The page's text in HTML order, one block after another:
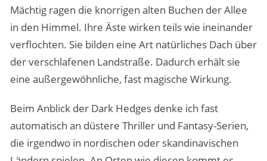
Mächtig ragen die knorrigen alten Buchen der Allee
in den Himmel. Ihre Äste wirken teils wie ineinander
verflochten. Sie bilden eine Art natürliches Dach über
der verschlafenen Landstraße. Dadurch erhält sie
eine außergewöhnliche, fast magische Wirkung.
Beim Anblick der Dark Hedges denke ich fast
automatisch an düstere Thriller und Fantasy-Serien,
die irgendwo in nordischen oder skandinavischen